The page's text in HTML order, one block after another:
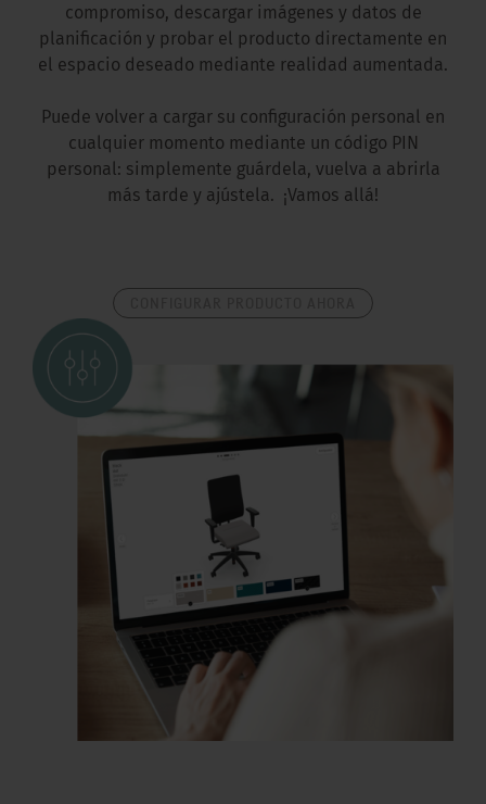
compromiso, descargar imágenes y datos de
planificación y probar el producto directamente en
el espacio deseado mediante realidad aumentada.
Puede volver a cargar su configuración personal en
cualquier momento mediante un código PIN
personal: simplemente guárdela, vuelva a abrirla
más tarde y ajústela. ¡Vamos allá!